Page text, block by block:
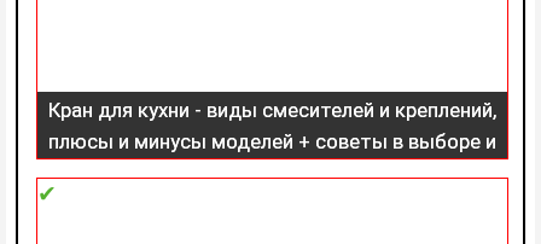
Кран для кухни - виды смесителей и креплений,
плюсы и минусы моделей + советы в выборе и
замене крана (150 фото)